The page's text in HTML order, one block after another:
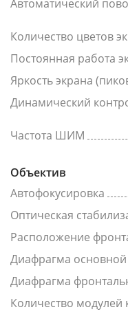
Автоматический
Количество цветов
Постоянная работа
Яркость экрана
Динамический
Частота ШИМ
Объектив
Автофокусировка
Оптическая
Расположение
Диафрагма
Диафрагма
Количество модулей